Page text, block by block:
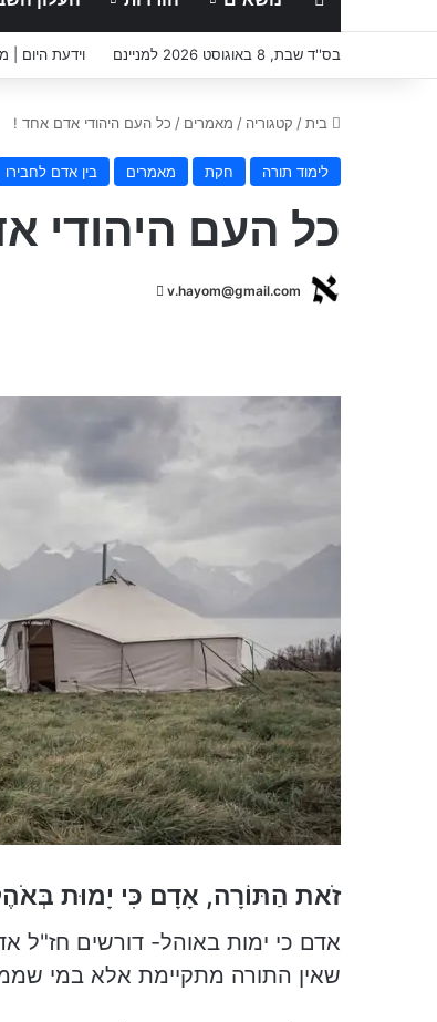
בס''ד שבת, 8 באוגוסט 2026 למניינם וידעת היום
בית/ קטגוריה / מאמרים / כל העם היהודי אדם אחד !
לימוד תורה חקת מאמרים בין אדם לחבירו
כל העם היהודי
v.hayom@gmail.com
a
l
זֹאת הַתּוֹרָה, אָדָם כִּי יָמוּת
אדם כי ימות באוהל- דורשים חז"ל
שאין התורה מתקיימת אלא במי